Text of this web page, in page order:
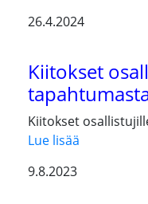
26.4.2024
Kiitokset
Kiitokset
Lue lisää
9.8.2023